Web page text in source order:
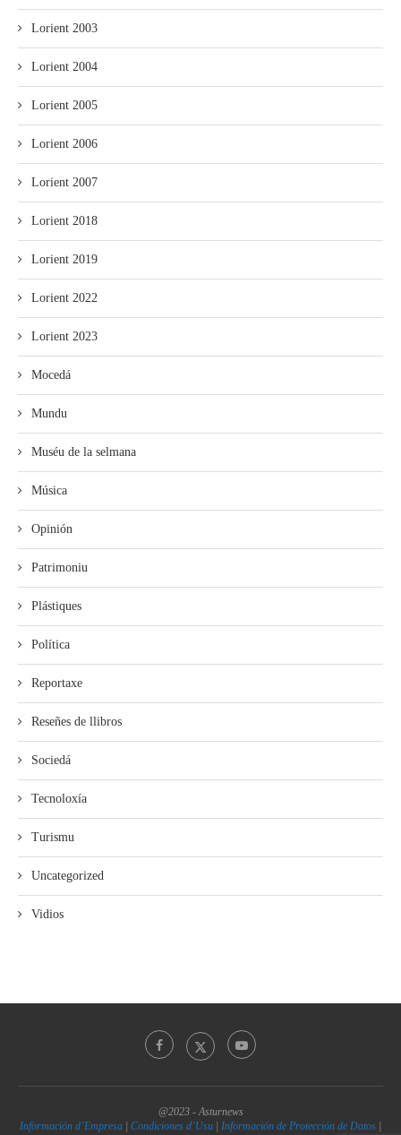
Lorient 2003
Lorient 2004
Lorient 2005
Lorient 2006
Lorient 2007
Lorient 2018
Lorient 2019
Lorient 2022
Lorient 2023
Mocedá
Mundu
Muséu de la selmana
Música
Opinión
Patrimoniu
Plástiques
Política
Reportaxe
Reseñes de llibros
Sociedá
Tecnoloxía
Turismu
Uncategorized
Vidios
@2023 - Asturnews
Información d’Empresa | Condiciones d’Usu | Información de Protección de Datos |